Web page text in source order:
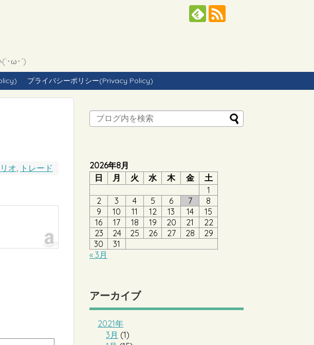
･ω･´)
プライバシーポリシー(Privacy Policy)
オ, トレード
2026年8月
日
月 火 水 木 金
土
1
2
3 4 5 6 7
8
9
10 11 12 13 14
15
16
17 18 19 20 21
22
23
24 25 26 27 28
29
30
31
« 3月
アーカイブ
2021年
3月 (1)